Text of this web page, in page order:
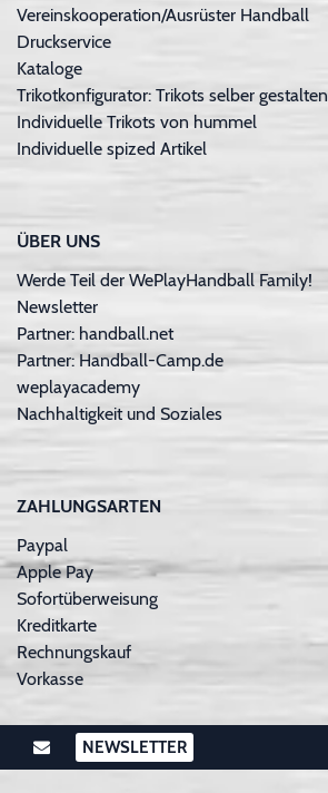
Vereinskooperation/Ausrüster Handball
Druckservice
Kataloge
Trikotkonfigurator: Trikots selber gestalten
Individuelle Trikots von hummel
Individuelle spized Artikel
ÜBER UNS
Werde Teil der WePlayHandball Family!
Newsletter
Partner: handball.net
Partner: Handball-Camp.de
weplayacademy
Nachhaltigkeit und Soziales
ZAHLUNGSARTEN
Paypal
Apple Pay
Sofortüberweisung
Kreditkarte
Rechnungskauf
Vorkasse
NEWSLETTER